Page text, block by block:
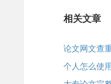
相关文章
论文网文查
个人怎么使